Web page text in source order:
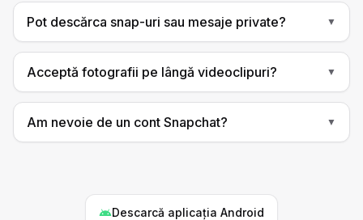
Pot descărca snap-uri sau mesaje private? ▼
Acceptă fotografii pe lângă videoclipuri? ▼
Am nevoie de un cont Snapchat? ▼
Descarcă aplicația Android